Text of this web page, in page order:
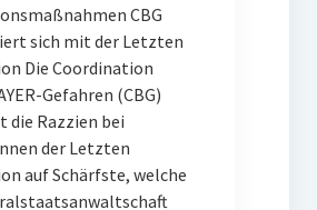
CBG
sich mit der Letzten
Die Coordination
Gefahren (CBG)
die Razzien bei
der Letzten
auf Schärfste, welche